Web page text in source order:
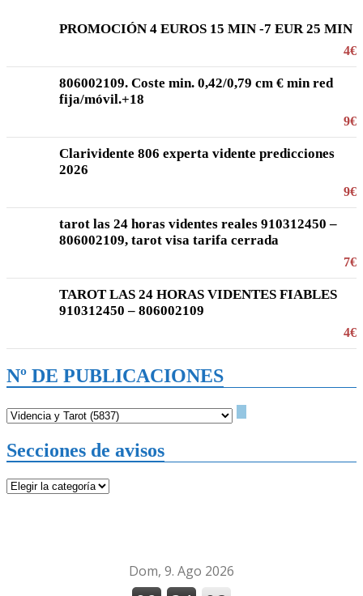
PROMOCIÓN 4 EUROS 15 MIN -7 EUR 25 MIN
4€
806002109. Coste min. 0,42/0,79 cm € min red
fija/móvil.+18
9€
Clarividente 806 experta vidente predicciones
2026
9€
tarot las 24 horas videntes reales 910312450 –
806002109, tarot visa tarifa cerrada
7€
TAROT LAS 24 HORAS VIDENTES FIABLES
910312450 – 806002109
4€
Nº DE PUBLICACIONES
Secciones de avisos
Secciones